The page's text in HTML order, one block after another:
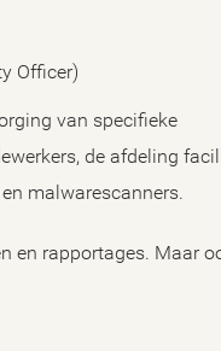
Officer)
van specifieke
de afdeling
malwarescanners.
en rapportages. Maar